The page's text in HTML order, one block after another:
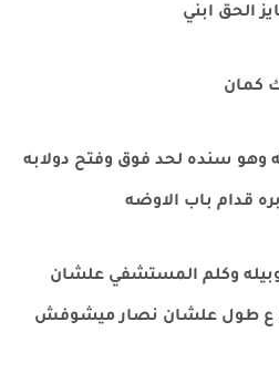
الحق ابني
كمان
وهو سنده لحد فوق وفتح دولابه
قدام باب الاوضه
وكلم المستشفي علشان
ع طول علشان نصار ميشوفش